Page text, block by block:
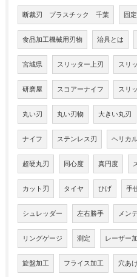
断裁刃 プラスチック 千葉 固
食品加工機械用刃物 治具とは
宮城県 スリッター上刃 スリ
研磨屋 スコアーナイフ スリ
丸い刃 丸い刃物 大きい丸刃
ナイフ ステンレス刃 ヘリカ
超硬丸刃 同心度 真円度
カット刃 タイヤ ひげ 手
シュレッダー 左右勝手 メン
リングゲージ 測定 レーザー
旋盤加工 フライス加工 穴あ